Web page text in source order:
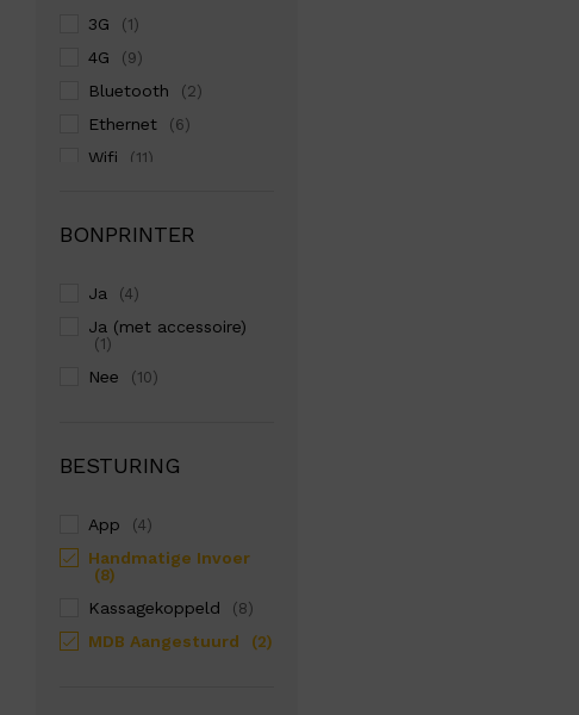
3G (1)
4G (9)
Bluetooth (2)
Ethernet (6)
Wifi (11)
BONPRINTER
Ja (4)
Ja (met accessoire)
(1)
Nee (10)
BESTURING
App (4)
Handmatige Invoer
(8)
Kassagekoppeld (8)
MDB Aangestuurd (2)